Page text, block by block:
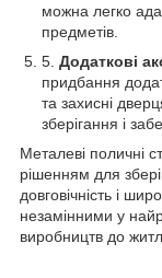
можна легко
предметів.
Додаткові
придбання
та захисні
зберігання і
Металеві поличні
рішенням для
довговічність і
незамінними у
виробництв до